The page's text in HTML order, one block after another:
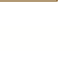
10,00€.6,60€.